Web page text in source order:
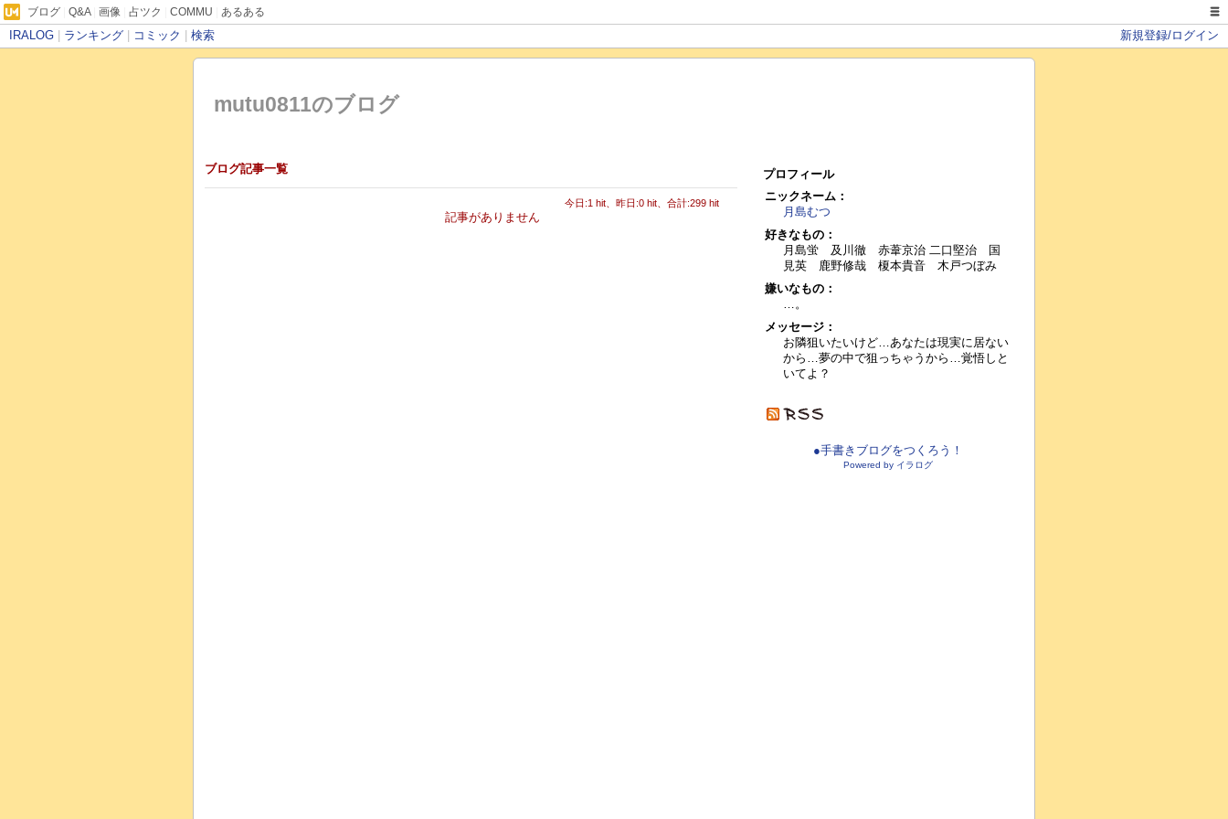
ブログ Q&A| 画像 占ツク COMMU あるある
IRALOG ランキング コミック 検索 新規登録/ログイン
mutu0811のブログ
ブログ記事一覧
今日:1 hit、昨日:0 hit、合計:299 hit
記事がありません
プロフィール
ニックネーム：
月島むつ
好きなもの：
月島蛍 及川徹 赤葦京治 二口堅治 国
見英 鹿野修哉 榎本貴音 木戸つぼみ
嫌いなもの：
…。
メッセージ：
お隣狙いたいけど…あなたは現実に居ない
から…夢の中で狙っちゃうから…覚悟しと
いてよ？
●手書きブログをつくろう！
Powered by イラログ